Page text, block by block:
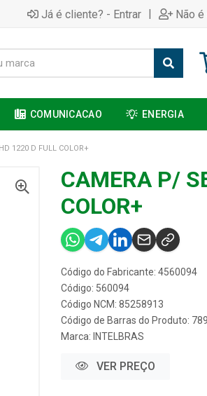
Já é cliente? - Entrar | Não
COMUNICACAO ENERGIA
1220 D FULL COLOR+
CAMERA P/
COLOR+
Código do Fabricante: 4560094
Código: 560094
Código NCM: 85258913
Código de Barras do Produto:
Marca: INTELBRAS
VER PREÇO